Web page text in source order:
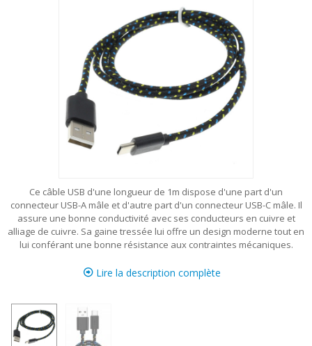
Ce câble USB d'une longueur de 1m dispose d'une part d'un
connecteur USB-A mâle et d'autre part d'un connecteur USB-C mâle. Il
assure une bonne conductivité avec ses conducteurs en cuivre et
alliage de cuivre. Sa gaine tressée lui offre un design moderne tout en
lui conférant une bonne résistance aux contraintes mécaniques.
Lire la description complète